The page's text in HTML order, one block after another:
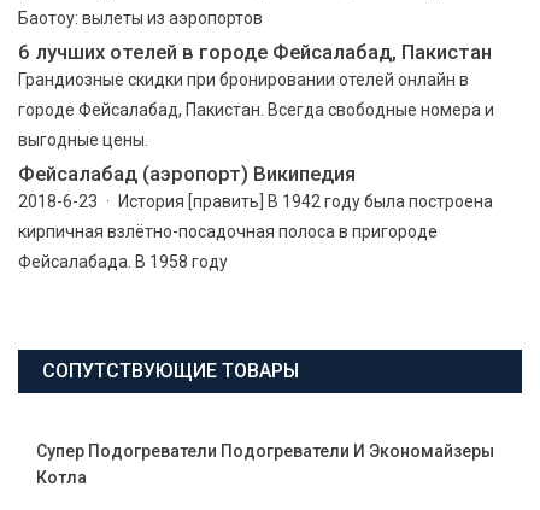
Баотоу: вылеты из аэропортов
6 лучших отелей в городе Фейсалабад, Пакистан
Грандиозные скидки при бронировании отелей онлайн в
городе Фейсалабад, Пакистан. Всегда свободные номера и
выгодные цены.
Фейсалабад (аэропорт) Википедия
2018-6-23 · История [править] В 1942 году была построена
кирпичная взлётно-посадочная полоса в пригороде
Фейсалабада. В 1958 году
СОПУТСТВУЮЩИЕ ТОВАРЫ
Супер Подогреватели Подогреватели И Экономайзеры
Котла